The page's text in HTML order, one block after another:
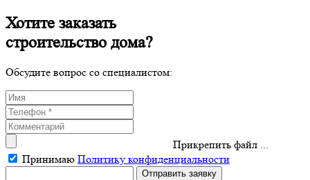
Хотите заказать
строительство дома?
Обсудите вопрос со специалистом:
Прикрепить файл ...
Принимаю Политику конфиденциальности